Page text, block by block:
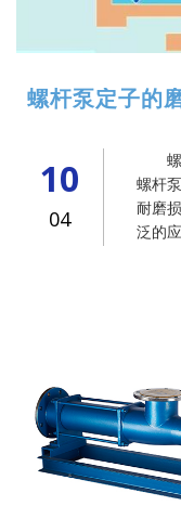
螺杆泵定子的
10
04
螺杆
耐磨
泛的